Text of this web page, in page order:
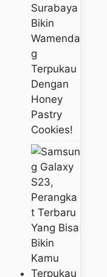
Surabaya
Bikin
Wamenda
G
Terpukau
Dengan
Honey
Pastry
Cookies!